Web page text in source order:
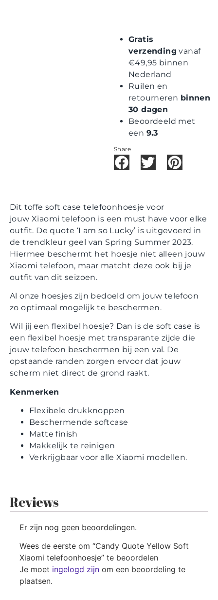
Gratis
verzending vanaf
€49,95 binnen
Nederland
Ruilen en
retourneren binnen
30 dagen
Beoordeeld met
een 9.3
Share
Dit toffe soft case telefoonhoesje voor
jouw Xiaomi telefoon is een must have voor elke
outfit. De quote ‘I am so Lucky’ is uitgevoerd in
de trendkleur geel van Spring Summer 2023.
Hiermee beschermt het hoesje niet alleen jouw
Xiaomi telefoon, maar matcht deze ook bij je
outfit van dit seizoen.
Al onze hoesjes zijn bedoeld om jouw telefoon
zo optimaal mogelijk te beschermen.
Wil jij een flexibel hoesje? Dan is de soft case is
een flexibel hoesje met transparante zijde die
jouw telefoon beschermen bij een val. De
opstaande randen zorgen ervoor dat jouw
scherm niet direct de grond raakt.
Kenmerken
Flexibele drukknoppen
Beschermende softcase
Matte finish
Makkelijk te reinigen
Verkrijgbaar voor alle Xiaomi modellen.
Reviews
Er zijn nog geen beoordelingen.
Wees de eerste om “Candy Quote Yellow Soft
Xiaomi telefoonhoesje” te beoordelen
Je moet ingelogd zijn om een beoordeling te
plaatsen.